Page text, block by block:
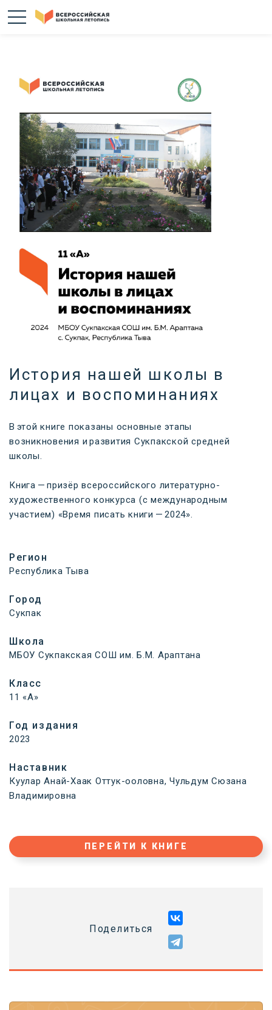
История нашей школы в
лицах и воспоминаниях
В этой книге показаны основные этапы
возникновения и развития Сукпакской средней
школы.
Книга — призёр всероссийского литературно-
художественного конкурса (с международным
участием) «Время писать книги — 2024».
Регион
Республика Тыва
Город
Сукпак
Школа
МБОУ Сукпакская СОШ им. Б.М. Араптана
Класс
11 «А»
Год издания
2023
Наставник
Куулар Анай-Хаак Оттук-ооловна, Чульдум Сюзана
Владимировна
ПЕРЕЙТИ К КНИГЕ
Поделиться